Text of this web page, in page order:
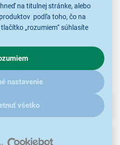
na titulnej stránke, alebo
podľa toho, čo na
„rozumiem“ súhlasíte
cielených reklám.
ako u nás s cookies a
sem.
nastavenie
všetko
na
(1)